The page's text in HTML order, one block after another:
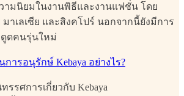
วามนิยมในงานพิธีและงานแฟชั่น โดย
าเลเซีย และสิงคโปร์ นอกจากนี้ยังมีการ
ดูดคนรุ่นใหม่
ารอนุรักษ์ Kebaya อย่างไร?
รรศการเกี่ยวกับ Kebaya